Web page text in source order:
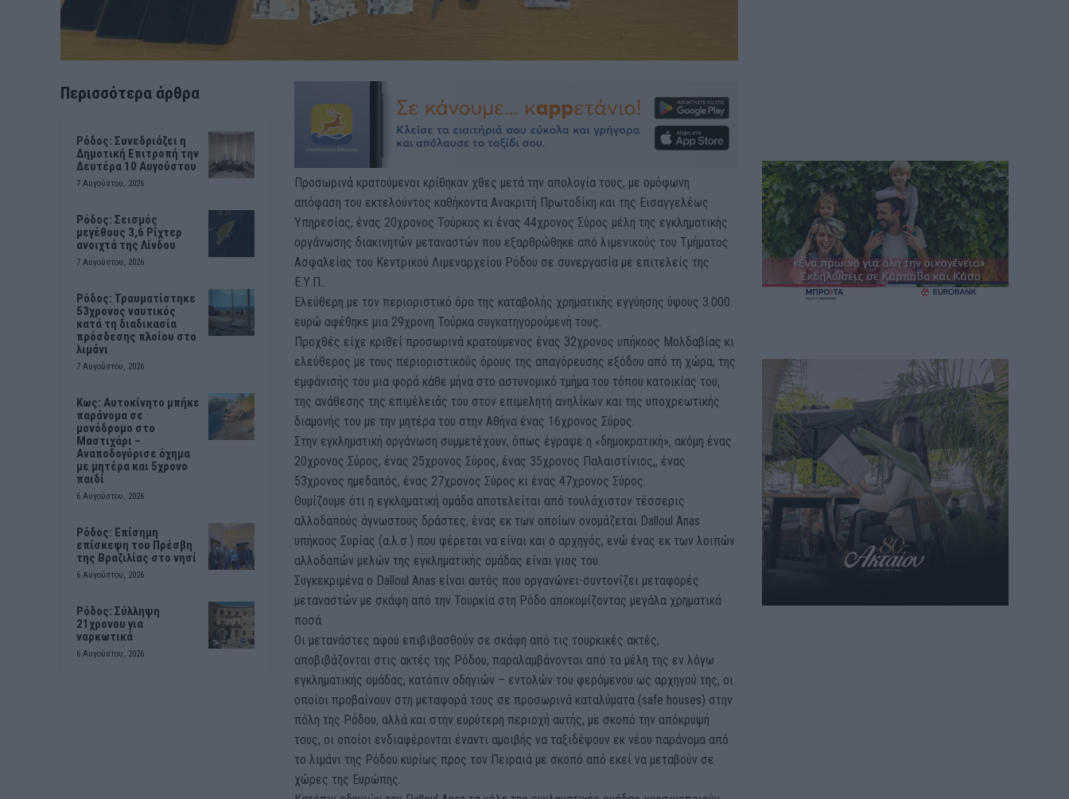
Περισσότερα άρθρα
Ρόδος: Συνεδριάζει η
Δημοτική Επιτροπή την
Δευτέρα 10 Αυγούστου
7 Αυγούστου, 2026
Ρόδος: Σεισμός
μεγέθους 3,6 Ρίχτερ
ανοιχτά της Λίνδου
7 Αυγούστου, 2026
Ρόδος: Τραυματίστηκε
53χρονος ναυτικός
κατά τη διαδικασία
πρόσδεσης πλοίου στο
λιμάνι
7 Αυγούστου, 2026
Kως: Αυτοκίνητο μπήκε
παράνομα σε
μονόδρομο στο
Μαστιχάρι –
Αναποδογύρισε όχημα
με μητέρα και 5χρονο
παιδί
6 Αυγούστου, 2026
Ρόδος: Επίσημη
επίσκεψη του Πρέσβη
της Βραζιλίας στο νησί
6 Αυγούστου, 2026
Ρόδος: Σύλληψη
21χρονου για
ναρκωτικά
6 Αυγούστου, 2026
Προσωρινά κρατούμενοι κρίθηκαν χθες μετά την απολογία τους, με ομόφωνη
απόφαση του εκτελούντος καθήκοντα Ανακριτή Πρωτοδίκη και της Εισαγγελέως
Υπηρεσίας, ένας 20χρονος Τούρκος κι ένας 44χρονος Σύρος μέλη της εγκληματικής
οργάνωσης διακινητών μεταναστών που εξαρθρώθηκε από λιμενικούς του Τμήματος
Ασφαλείας του Κεντρικού Λιμεναρχείου Ρόδου σε συνεργασία με επιτελείς της
Ε.Υ.Π..
Ελεύθερη με τον περιοριστικό όρο της καταβολής χρηματικής εγγύησης ύψους 3.000
ευρώ αφέθηκε μια 29χρονη Τούρκα συγκατηγορούμενή τους.
Προχθές είχε κριθεί προσωρινά κρατούμενος ένας 32χρονος υπήκοος Μολδαβίας κι
ελεύθερος με τους περιοριστικούς όρους της απαγόρευσης εξόδου από τη χώρα, της
εμφάνισής του μια φορά κάθε μήνα στο αστυνομικό τμήμα του τόπου κατοικίας του,
της ανάθεσης της επιμέλειάς του στον επιμελητή ανηλίκων και της υποχρεωτικής
διαμονής του με την μητέρα του στην Αθήνα ένας 16χρονος Σύρος.
Στην εγκληματική οργάνωση συμμετέχουν, όπως έγραψε η «δημοκρατική», ακόμη ένας
20χρονος Σύρος, ένας 25χρονος Σύρος, ένας 35χρονος Παλαιστίνιος,, ένας
53χρονος ημεδαπός, ένας 27χρονος Σύρος κι ένας 47χρονος Σύρος.
Θυμίζουμε ότι η εγκληματική ομάδα αποτελείται από τουλάχιστον τέσσερις
αλλοδαπούς άγνωστους δράστες, ένας εκ των οποίων ονομάζεται Dalloul Anas
υπήκοος Συρίας (α.λ.σ.) που φέρεται να είναι και ο αρχηγός, ενώ ένας εκ των λοιπών
αλλοδαπών μελών της εγκληματικής ομάδας είναι γιος του.
Συγκεκριμένα ο Dalloul Anas είναι αυτός που οργανώνει-συντονίζει μεταφορές
μεταναστών με σκάφη από την Τουρκία στη Ρόδο αποκομίζοντας μεγάλα χρηματικά
ποσά.
Οι μετανάστες αφού επιβιβασθούν σε σκάφη από τις τουρκικές ακτές,
αποβιβάζονται στις ακτές της Ρόδου, παραλαμβάνονται από τα μέλη της εν λόγω
εγκληματικής ομάδας, κατόπιν οδηγιών – εντολών του φερόμενου ως αρχηγού της, οι
οποίοι προβαίνουν στη μεταφορά τους σε προσωρινά καταλύματα (safe houses) στην
πόλη της Ρόδου, αλλά και στην ευρύτερη περιοχή αυτής, με σκοπό την απόκρυψή
τους, οι οποίοι ενδιαφέρονται έναντι αμοιβής να ταξιδέψουν εκ νέου παράνομα από
το λιμάνι της Ρόδου κυρίως προς τον Πειραιά με σκοπό από εκεί να μεταβούν σε
χώρες της Ευρώπης.